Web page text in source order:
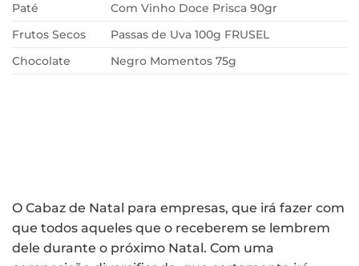
Paté
Com Vinho Doce Prisca 90gr
Frutos Secos
Passas de Uva 100g FRUSEL
Chocolate
Negro Momentos 75g
O Cabaz de Natal para empresas, que irá fazer com
que todos aqueles que o receberem se lembrem
dele durante o próximo Natal. Com uma